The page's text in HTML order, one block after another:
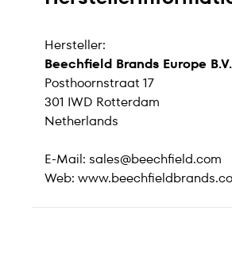
Hersteller:
Beechfield Brands Europe B.V.
Posthoornstraat 17
301 IWD Rotterdam
Netherlands
E-Mail: sales@beechfield.com
Web: